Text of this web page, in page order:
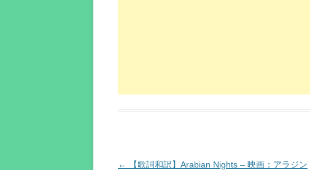
投
←
【歌詞和訳】Arabian Nights – 映画：アラジン